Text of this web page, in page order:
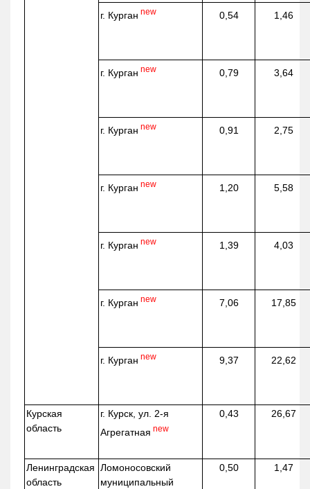
г. Курган new 0,54 1,46
г. Курган new 0,79 3,64
г. Курган new 0,91 2,75
г. Курган new 1,20 5,58
г. Курган new 1,39 4,03
г. Курган new 7,06 17,85
г. Курган new 9,37 22,62
Курская
область
г. Курск, ул. 2-я
Агрегатная new
0,43 26,67
Ленинградская
область
Ломоносовский
муниципальный
0,50 1,47